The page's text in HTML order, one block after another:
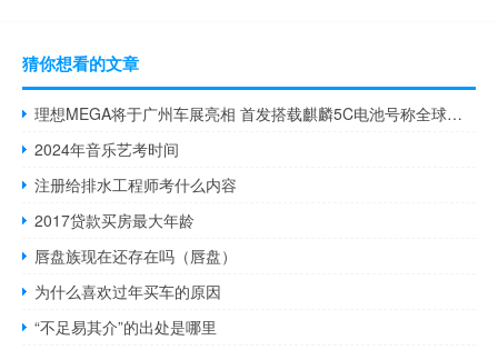
猜你想看的文章
理想MEGA将于广州车展亮相 首发搭载麒麟5C电池号称全球最快 到底什么情况嘞
2024年音乐艺考时间
注册给排水工程师考什么内容
2017贷款买房最大年龄
唇盘族现在还存在吗（唇盘）
为什么喜欢过年买车的原因
“不足易其介”的出处是哪里